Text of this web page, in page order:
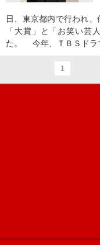
日、東京都内で行われ、
「大賞」と「お笑い芸
た。 今年、ＴＢＳドラ
1